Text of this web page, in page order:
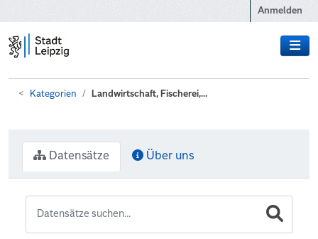
Anmelden
Kategorien Landwirtschaft, Fischerei,...
Datensätze Über uns